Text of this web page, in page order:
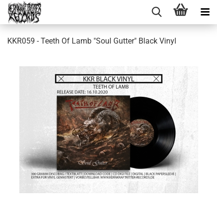
KKR059 - Teeth Of Lamb "Soul Gutter" Black Vinyl